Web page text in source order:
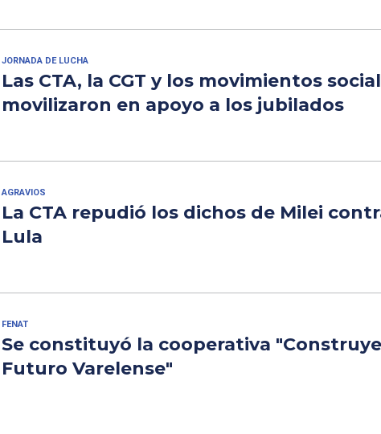
JORNADA DE LUCHA
Las CTA, la CGT y los movimientos
movilizaron en apoyo a los jubilados
AGRAVIOS
La CTA repudió los dichos de Milei
Lula
FENAT
Se constituyó la cooperativa
Futuro Varelense"